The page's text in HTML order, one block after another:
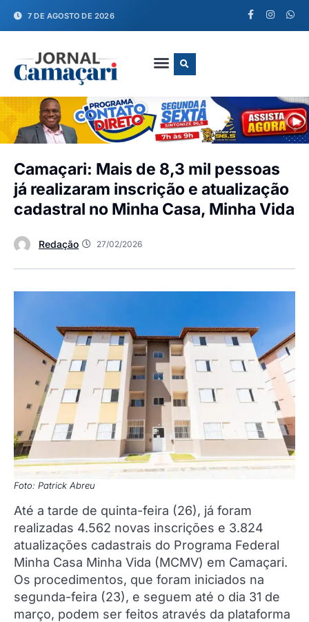
7 DE AGOSTO DE 2026
Camaçari: Mais de 8,3 mil pessoas
já realizaram inscrição e atualização
cadastral no Minha Casa, Minha Vida
Redação 27/02/2026
Foto: Patrick Abreu
Até a tarde de quinta-feira (26), já foram
realizadas 4.562 novas inscrições e 3.824
atualizações cadastrais do Programa Federal
Minha Casa Minha Vida (MCMV) em Camaçari.
Os procedimentos, que foram iniciados na
segunda-feira (23), e seguem até o dia 31 de
março, podem ser feitos através da plataforma